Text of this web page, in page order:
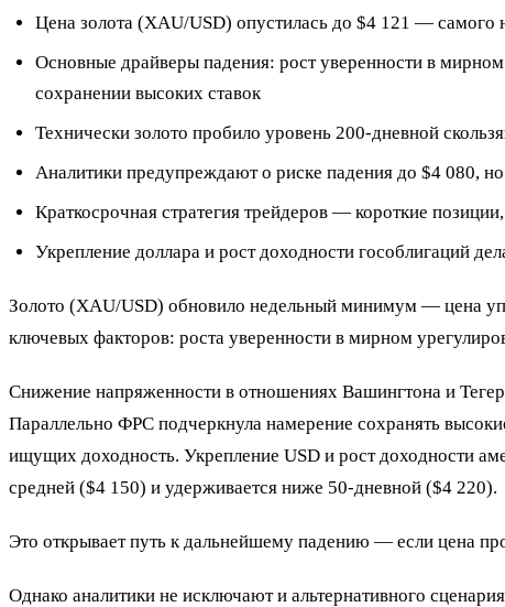
Цена золота (XAU/USD) опустилась до $4 121 — самого
Основные драйверы падения: рост уверенности в
сохранении высоких ставок
Технически золото пробило уровень 200-дневной
Аналитики предупреждают о риске падения до $4 080,
Краткосрочная стратегия трейдеров — короткие
Укрепление доллара и рост доходности гособлигаций
Золото (XAU/USD) обновило недельный минимум — цена
ключевых факторов: роста уверенности в мирном
Снижение напряженности в отношениях Вашингтона и
Параллельно ФРС подчеркнула намерение сохранять
ищущих доходность. Укрепление USD и рост доходности
средней ($4 150) и удерживается ниже 50-дневной ($4 220).
Это открывает путь к дальнейшему падению — если цена
Однако аналитики не исключают и альтернативного